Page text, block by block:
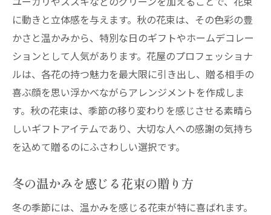
に動きと立体感を与えます。秋の花束は、その色彩の豊
かさと温かみから、特別な日のギフトやホームデコレー
ションとして人気があります。花屋のプロフェッショナ
ルは、各花の持つ魅力を最大限に引き出し、贈る相手の
喜ぶ顔を思い浮かべながらアレンジメントを作成しま
す。秋の花束は、季節の移り変わりを感じさせる素晴ら
しいギフトアイテムであり、大切な人への感謝の気持ち
を込めて贈るのにふさわしい選択です。
冬の温かみを感じる花束の贈り方
冬の季節には、温かみを感じる花束が特に喜ばれます。